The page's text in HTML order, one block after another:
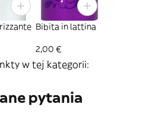
Bibita in lattina
2,00 €
w tej kategorii:
pytania